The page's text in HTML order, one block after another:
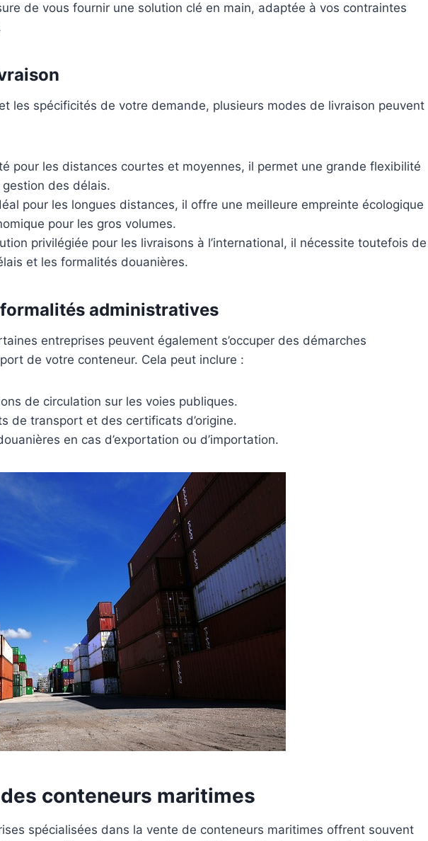
de vous fournir une solution clé en main, adaptée à vos contraintes
les spécificités de votre demande, plusieurs modes de livraison peuvent
pour les distances courtes et moyennes, il permet une grande flexibilité
des délais.
pour les longues distances, il offre une meilleure empreinte écologique
pour les gros volumes.
privilégiée pour les livraisons à l’international, il nécessite toutefois de
et les formalités douanières.
administratives
entreprises peuvent également s’occuper des démarches
de votre conteneur. Cela peut inclure :
de circulation sur les voies publiques.
de transport et des certificats d’origine.
en cas d’exportation ou d’importation.
conteneurs maritimes
spécialisées dans la vente de conteneurs maritimes offrent souvent